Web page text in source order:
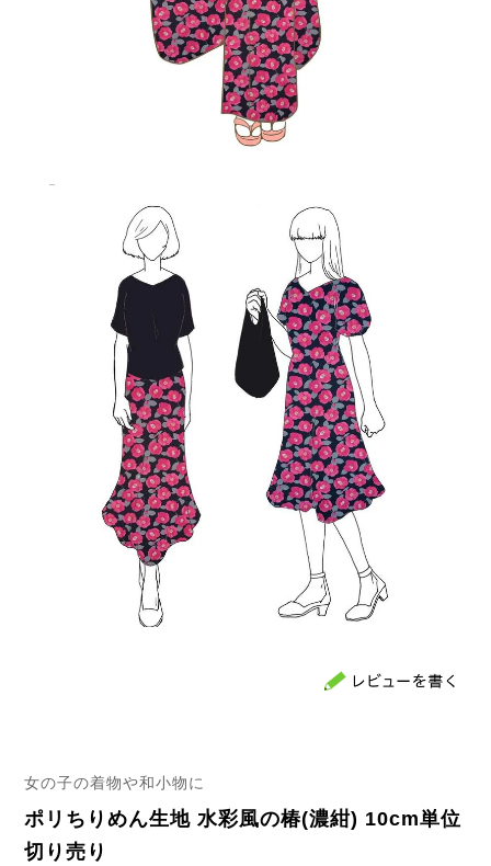
女の子の着物や和小物に
ポリちりめん生地 水彩風の椿(濃紺) 10cm単位
切り売り